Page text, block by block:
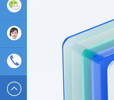
业务
QQ：
81233044
售后Q :
2589562336
电话 :